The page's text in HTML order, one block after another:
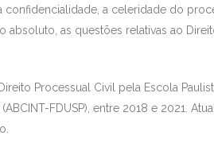
a celeridade do
as questões relativas ao
Processual Civil pela Escola
FDUSP), entre 2018 e 2021.